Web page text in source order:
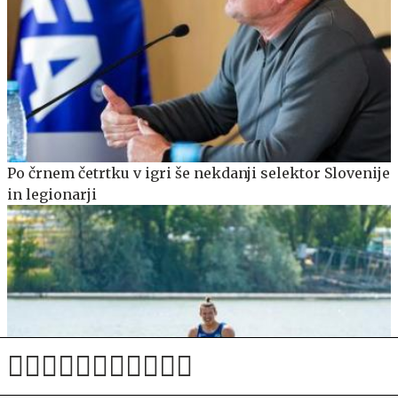
Po črnem četrtku v igri še nekdanji selektor Slovenije
in legionarji